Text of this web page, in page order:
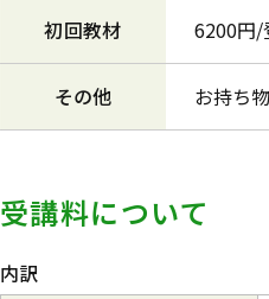
初回教材 6200円/
その他 お持ち
受講料について
内訳